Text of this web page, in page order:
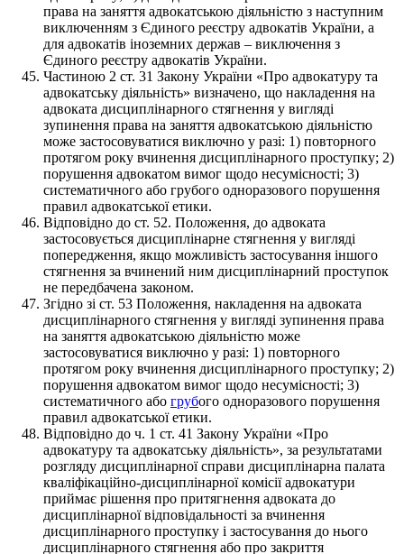
права на заняття адвокатською діяльністю з наступним
виключенням з Єдиного реєстру адвокатів України, а
для адвокатів іноземних держав – виключення з
Єдиного реєстру адвокатів України.
Частиною 2 ст. 31 Закону України «Про адвокатуру та
адвокатську діяльність» визначено, що накладення на
адвоката дисциплінарного стягнення у вигляді
зупинення права на заняття адвокатською діяльністю
може застосовуватися виключно у разі: 1) повторного
протягом року вчинення дисциплінарного проступку; 2)
порушення адвокатом вимог щодо несумісності; 3)
систематичного або грубого одноразового порушення
правил адвокатської етики.
Відповідно до ст. 52. Положення, до адвоката
застосовується дисциплінарне стягнення у вигляді
попередження, якщо можливість застосування іншого
стягнення за вчинений ним дисциплінарний проступок
не передбачена законом.
Згідно зі ст. 53 Положення, накладення на адвоката
дисциплінарного стягнення у вигляді зупинення права
на заняття адвокатською діяльністю може
застосовуватися виключно у разі: 1) повторного
протягом року вчинення дисциплінарного проступку; 2)
порушення адвокатом вимог щодо несумісності; 3)
систематичного або грубого одноразового порушення
правил адвокатської етики.
Відповідно до ч. 1 ст. 41 Закону України «Про
адвокатуру та адвокатську діяльність», за результатами
розгляду дисциплінарної справи дисциплінарна палата
кваліфікаційно-дисциплінарної комісії адвокатури
приймає рішення про притягнення адвоката до
дисциплінарної відповідальності за вчинення
дисциплінарного проступку і застосування до нього
дисциплінарного стягнення або про закриття